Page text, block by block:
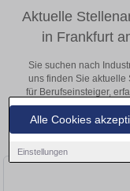
Alle Cookies
Einstellungen
Aktuelle
in Frankfurt
Sie suchen nach
uns finden Sie aktuelle
für Berufseinsteiger,
im Büro, vor Ort oder
Region und